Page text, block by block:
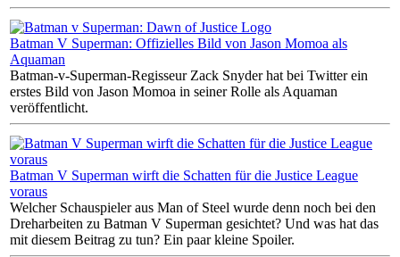
Batman V Superman: Offizielles Bild von Jason Momoa als
Aquaman
Batman-v-Superman-Regisseur Zack Snyder hat bei Twitter ein
erstes Bild von Jason Momoa in seiner Rolle als Aquaman
veröffentlicht.
Batman V Superman wirft die Schatten für die Justice League
voraus
Welcher Schauspieler aus Man of Steel wurde denn noch bei den
Dreharbeiten zu Batman V Superman gesichtet? Und was hat das
mit diesem Beitrag zu tun? Ein paar kleine Spoiler.